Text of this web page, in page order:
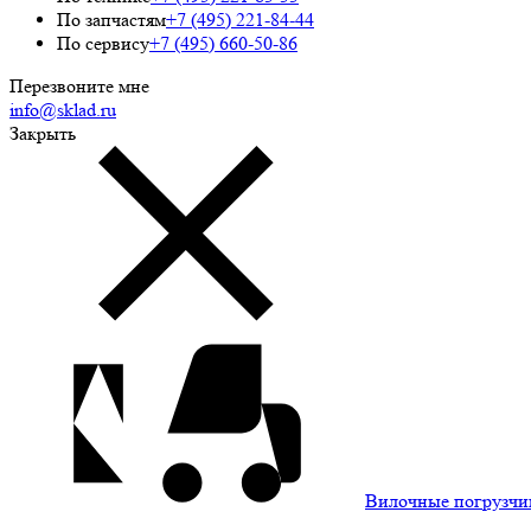
По запчастям+7 (495) 221-84-44
По сервису+7 (495) 660-50-86
Перезвоните мне
info@sklad.ru
Закрыть
Вилочные